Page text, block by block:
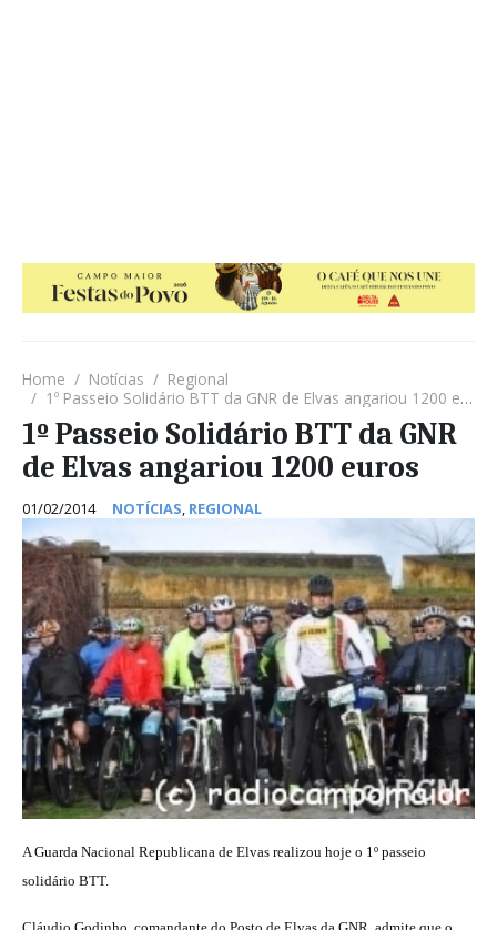
Home Notícias
Regional
1º Passeio Solidário BTT da GNR de Elvas angariou 1200 euros
1º Passeio Solidário BTT da GNR
de Elvas angariou 1200 euros
01/02/2014 NOTÍCIAS, REGIONAL
A Guarda Nacional Republicana de Elvas realizou hoje o 1º passeio
solidário BTT.